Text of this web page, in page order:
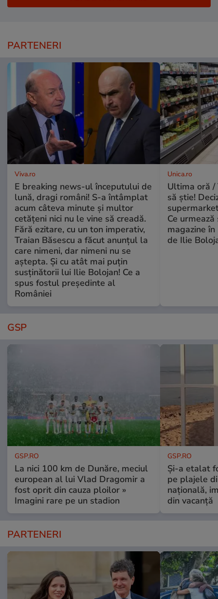
PARTENERI
Viva.ro
E breaking news-ul începutului de
lună, dragi români! S-a întâmplat
acum câteva minute și multor
cetățeni nici nu le vine să creadă.
Fără ezitare, cu un ton imperativ,
Traian Băsescu a făcut anunțul la
care nimeni, dar nimeni nu se
aștepta. Și cu atât mai puțin
susținătorii lui Ilie Bolojan! Ce a
spus fostul președinte al
României
Unica.ro
Ultima oră /
să știe!
Ce
magazine
de Ilie
GSP
GSP.RO
La nici 100 km de Dunăre, meciul
european al lui Vlad Dragomir a
fost oprit din cauza ploilor »
Imagini rare pe un stadion
GSP.RO
Și-a etalat
pe plajele
națională,
din vacanță
PARTENERI